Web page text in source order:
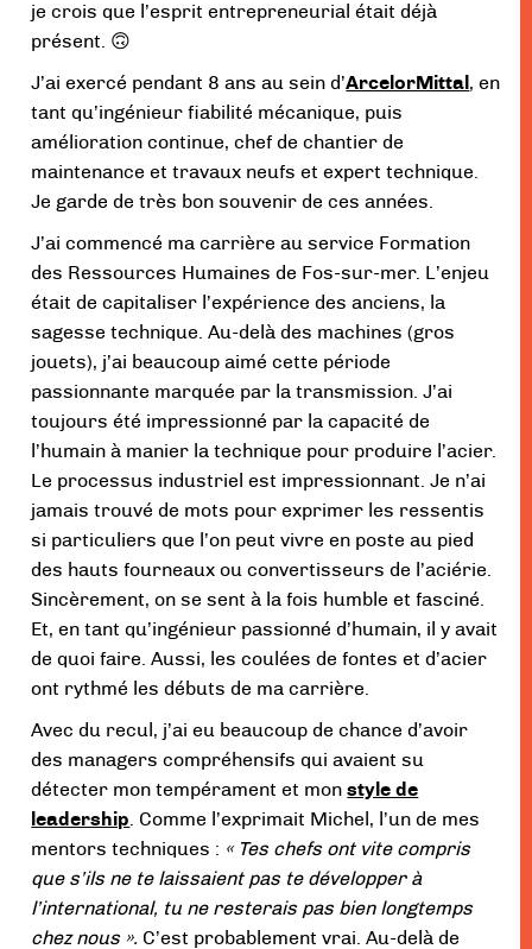
je crois que l’esprit entrepreneurial était déjà
présent. 🙃
J’ai exercé pendant 8 ans au sein d’ArcelorMittal , en
tant qu’ingénieur fiabilité mécanique, puis
amélioration continue, chef de chantier de
maintenance et travaux neufs et expert technique.
Je garde de très bon souvenir de ces années.
J’ai commencé ma carrière au service Formation
des Ressources Humaines de Fos-sur-mer. L’enjeu
était de capitaliser l’expérience des anciens, la
sagesse technique. Au-delà des machines (gros
jouets), j’ai beaucoup aimé cette période
passionnante marquée par la transmission. J’ai
toujours été impressionné par la capacité de
l’humain à manier la technique pour produire l’acier.
Le processus industriel est impressionnant. Je n’ai
jamais trouvé de mots pour exprimer les ressentis
si particuliers que l’on peut vivre en poste au pied
des hauts fourneaux ou convertisseurs de l’aciérie.
Sincèrement, on se sent à la fois humble et fasciné.
Et, en tant qu’ingénieur passionné d’humain, il y avait
de quoi faire. Aussi, les coulées de fontes et d’acier
ont rythmé les débuts de ma carrière.
Avec du recul, j’ai eu beaucoup de chance d’avoir
des managers compréhensifs qui avaient su
détecter mon tempérament et monstyle de
leadership . Comme l’exprimait Michel, l’un de mes
mentors techniques : « Tes chefs ont vite compris
que s’ils ne te laissaient pas te développer à
l’international, tu ne resterais pas bien longtemps
chez nous ». C’est probablement vrai. Au-delà de